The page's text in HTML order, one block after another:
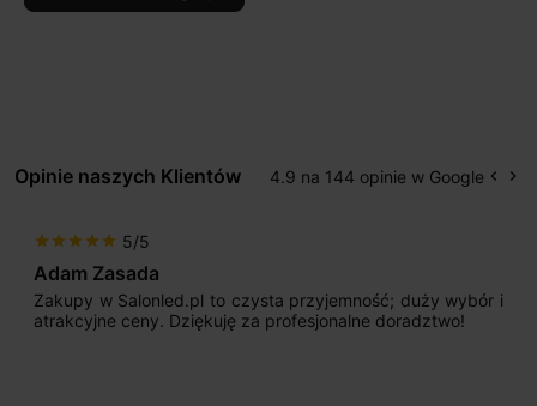
Opinie naszych Klientów 4.9 na 144 opinie w Google keyboard_arrow_left keyboard_arrow_right
star star star star star 5/5
Adam Zasada
Zakupy w Salonled.pl to czysta przyjemność; duży wybór i
atrakcyjne ceny. Dziękuję za profesjonalne doradztwo!